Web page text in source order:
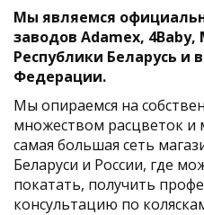
Мы являемся
заводов Adamex,
Республики Беларусь и
Федерации.
Мы опираемся на
множеством расцветок и
самая большая сеть
Беларуси и России, где
покатать, получить
консультацию по